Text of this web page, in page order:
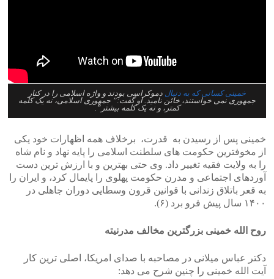
خمینی کسانی که به دنبال دموکراسی بودند و واژه اسلامی را در کنار
جمهوری نمی خواستند، خائن نامید. او گفت:” جمهوری اسلامی، نه یک کلمه
کمتر، و نه یک کلمه بیشتر”.
خمینی پس از رسیدن به قدرت، برخلاف همه اظهارات خود یکی
از مخوفترین حکومت های سلطنت اسلامی را پایه نهاد و نام شاه
را به ولایت فقیه تغییر داد. وی حتی بهترین و با ارزش ترین دست
آوردهای اجتماعی و مدرن حکومت پهلوی را پایمال کرد، و ایران را
به قعر باتلاق زندانی با قوانین قرون وسطایی دوران جاهلی در
۱۴۰۰ سال پیش فرو برد (۶).
روح الله خمینی بزرگترین مخالف مدرنیته
دکتر عباس میلانی در مصاحبه با صدای امریکا، اصلی ترین کار
آیت الله خمینی را چنین شرح می دهد: